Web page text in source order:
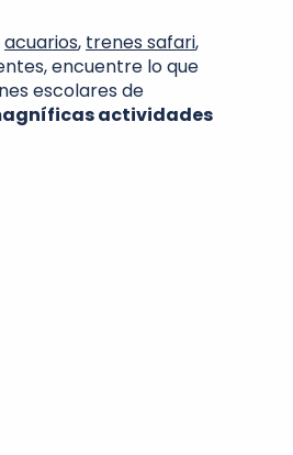
acuarios, trenes safari,
encuentre lo que
escolares de
actividades